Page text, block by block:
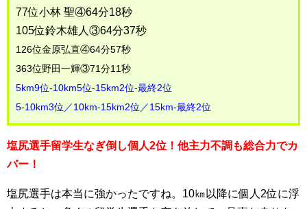
77位小林 聖④64分18秒
105位鈴木雄人③64分37秒
126位金原弘直④64分57秒
363位野田一輝③71分11秒
5km9位-10km5位-15km2位-最終2位
5-10km3位／10km-15km2位／15km-最終2位
塩尻選手留学生なぎ倒し個人2位！他主力不調も総合力でカ
バー！
塩尻選手は本当に強かったですね。10㎞以降に個人2位に浮